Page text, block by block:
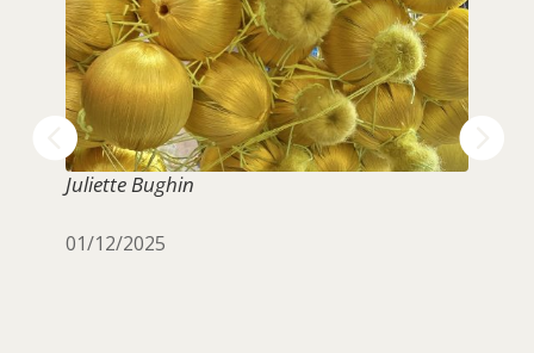
Juliette Bughin
01/12/2025